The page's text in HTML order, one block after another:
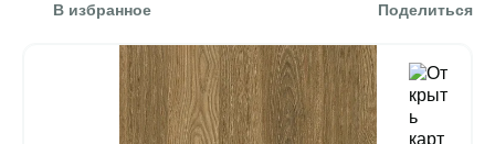
В избранное Поделиться